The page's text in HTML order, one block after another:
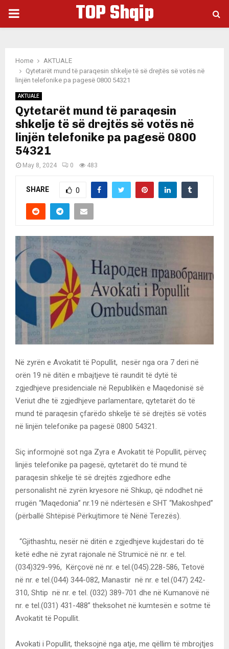
PRIMARY
TOP Shqip
Home
AKTUALE
Qytetarët mund të paraqesin shkelje të së drejtës së votës në
linjën telefonike pa pagesë 0800 54321
AKTUALE
Qytetarët mund të paraqesin
shkelje të së drejtës së votës në
linjën telefonike pa pagesë 0800
54321
May 8, 2024 0 483
SHARE 0
Në zyrën e Avokatit të Popullit, nesër nga ora 7 deri në
orën 19 në ditën e mbajtjeve të raundit të dytë të
zgjedhjeve presidenciale në Republikën e Maqedonisë së
Veriut dhe të zgjedhjeve parlamentare, qytetarët do të
mund të paraqesin çfarëdo shkelje të së drejtës së votës
në linjën telefonike pa pagesë 0800 54321.
Siç informojnë sot nga Zyra e Avokatit të Popullit, përveç
linjës telefonike pa pagesë, qytetarët do të mund të
paraqesin shkelje të së drejtës zgjedhore edhe
personalisht në zyrën kryesore në Shkup, që ndodhet në
rrugën “Maqedonia” nr.19 në ndërtesën e SHT “Makoshped”
(përballë Shtëpisë Përkujtimore të Nënë Terezës).
“Gjithashtu, nesër në ditën e zgjedhjeve kujdestari do të
ketë edhe në zyrat rajonale në Strumicë në nr. e tel.
(034)329-996, Kërçovë në nr. e tel.(045).228-586, Tetovë
në nr. e tel.(044) 344-082, Manastir në nr. e tel.(047) 242-
310, Shtip në nr. e tel. (032) 389-701 dhe në Kumanovë në
nr. e tel.(031) 431-488” theksohet në kumtesën e sotme të
Avokatit të Popullit.
Avokati i Popullit, theksojnë nga atje, me qëllim të mbrojtjes